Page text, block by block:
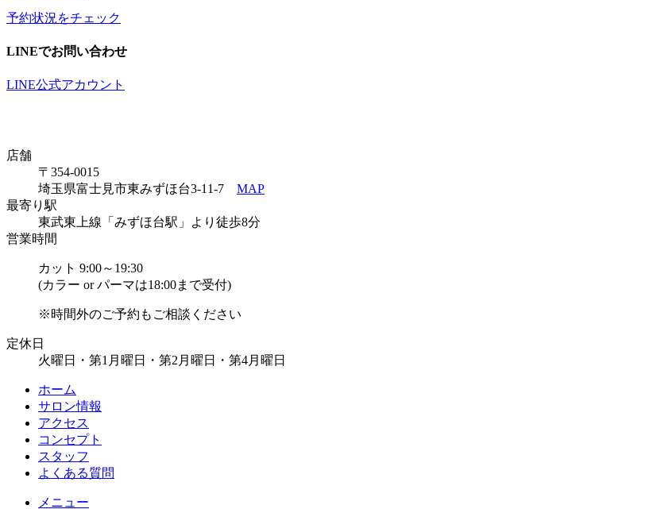
予約状況をチェック
LINEでお問い合わせ
LINE公式アカウント
店舗
〒354-0015
埼玉県富士見市東みずほ台3-11-7 MAP
最寄り駅
東武東上線「みずほ台駅」より徒歩8分
営業時間
カット 9:00～19:30
(カラー or パーマは18:00まで受付)
※時間外のご予約もご相談ください
定休日
火曜日・第1月曜日・第2月曜日・第4月曜日
ホーム
サロン情報
アクセス
コンセプト
スタッフ
よくある質問
メニュー